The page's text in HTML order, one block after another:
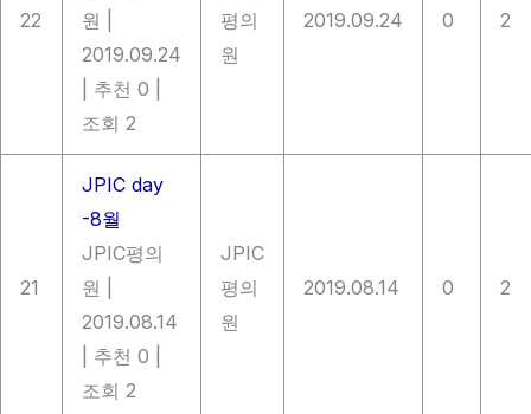
22
원
2019.09.24
추천 0
조회 2
평의
원
2019.09.24 0 2
21
JPIC day
-8월
JPIC평의
원
2019.08.14
추천 0
조회 2
JPIC
평의
원
2019.08.14 0 2